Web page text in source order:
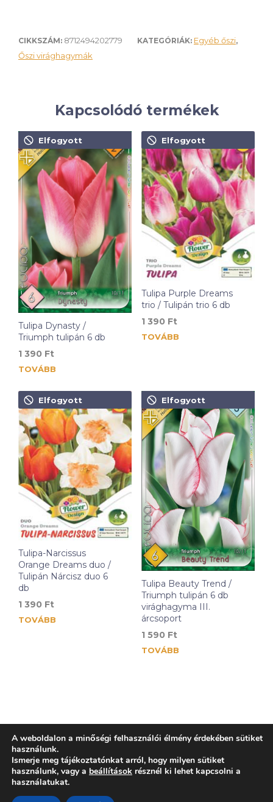
CIKKSZÁM: 8712494202779 KATEGÓRIÁK: Egyéb őszi,
Őszi virághagymák
Kapcsolódó termékek
Tulipa Dynasty /
Triumph tulipán 6 db
1 390 Ft
Elfogyott
TOVÁBB
Tulipa Purple Dreams
trio / Tulipán trio 6 db
1 390 Ft
Elfogyott
TOVÁBB
Tulipa-Narcissus
Orange Dreams duo /
Tulipán Nárcisz duo 6
db
1 390 Ft
Elfogyott
TOVÁBB
Tulipa Beauty Trend /
Triumph tulipán 6 db
virághagyma III.
árcsoport
1 590 Ft
Elfogyott
TOVÁBB
A weboldalon a minőségi felhasználói élmény érdekében sütiket
használunk.
Ismerje meg tájékoztatónkat arról, hogy milyen sütiket
használunk, vagy a beállítások résznél ki lehet kapcsolni a
használatukat.